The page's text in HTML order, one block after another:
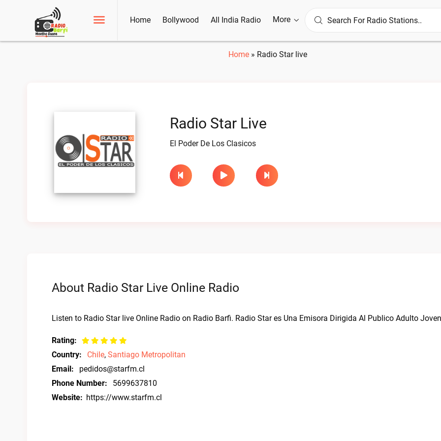
Home Bollywood All India Radio More
Home » Radio Star live
Radio Star Live
El Poder De Los Clasicos
About Radio Star Live Online Radio
Listen to Radio Star live Online Radio on Radio Barfi. Radio Star es Una Emisora Dirigida Al Publico Adulto Joven
Rating:
Country:
Chile, Santiago Metropolitan
Email:
pedidos@starfm.cl
Phone Number:
5699637810
Website: https://www.starfm.cl